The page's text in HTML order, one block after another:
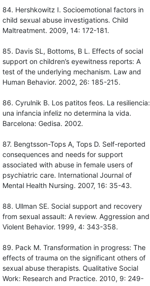
84. Hershkowitz I. Socioemotional factors in
child sexual abuse investigations. Child
Maltreatment. 2009, 14: 172-181.
85. Davis SL, Bottoms, B L. Effects of social
support on children’s eyewitness reports: A
test of the underlying mechanism. Law and
Human Behavior. 2002, 26: 185-215.
86. Cyrulnik B. Los patitos feos. La resiliencia:
una infancia infeliz no determina la vida.
Barcelona: Gedisa. 2002.
87. Bengtsson-Tops A, Tops D. Self-reported
consequences and needs for support
associated with abuse in female users of
psychiatric care. International Journal of
Mental Health Nursing. 2007, 16: 35-43.
88. Ullman SE. Social support and recovery
from sexual assault: A review. Aggression and
Violent Behavior. 1999, 4: 343-358.
89. Pack M. Transformation in progress: The
effects of trauma on the significant others of
sexual abuse therapists. Qualitative Social
Work: Research and Practice. 2010, 9: 249-